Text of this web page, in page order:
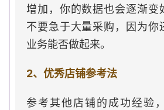
增加，你的数据也会逐渐变
不要急于大量采购，因为你
业务能否做起来。
2、优秀店铺参考法
参考其他店铺的成功经验